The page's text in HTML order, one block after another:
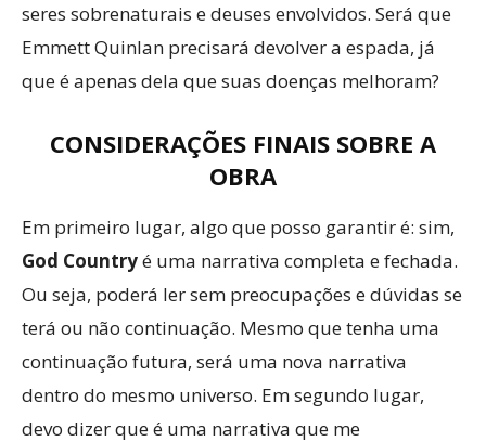
seres sobrenaturais e deuses envolvidos. Será que
Emmett Quinlan precisará devolver a espada, já
que é apenas dela que suas doenças melhoram?
CONSIDERAÇÕES FINAIS SOBRE A
OBRA
Em primeiro lugar, algo que posso garantir é: sim,
God Countryé uma narrativa completa e fechada.
Ou seja, poderá ler sem preocupações e dúvidas se
terá ou não continuação. Mesmo que tenha uma
continuação futura, será uma nova narrativa
dentro do mesmo universo. Em segundo lugar,
devo dizer que é uma narrativa que me